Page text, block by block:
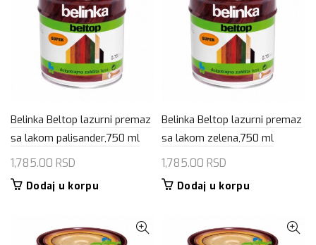
Belinka Beltop lazurni premaz
sa lakom palisander,750 ml
1,785.00 RSD
Dodaj u korpu
Belinka Beltop lazurni premaz
sa lakom zelena,750 ml
1,785.00 RSD
Dodaj u korpu